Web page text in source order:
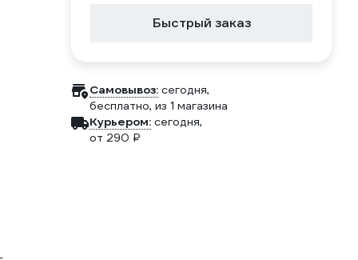
Быстрый заказ
Самовывоз: сегодня,
бесплатно, из 1 магазина
Курьером: сегодня,
от 290 ₽